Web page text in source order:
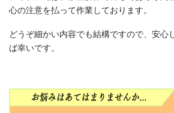
心の注意を払って作業しております。
どうぞ細かい内容でも結構ですので、安心
ば幸いです。